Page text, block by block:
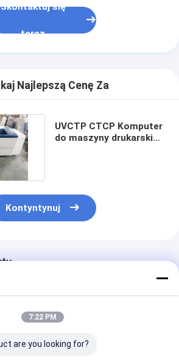
Skontaktuj się
teraz
Najlepszą Cenę Za
UVCTP CTCP Komputer
do maszyny drukarskiej
Kontyntynuj
7:22 PM
are you looking for?